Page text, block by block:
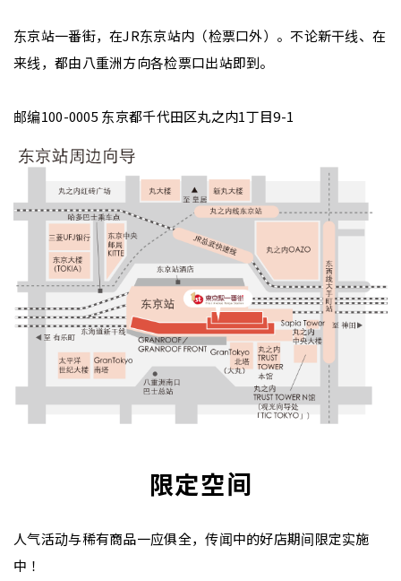
东京站一番街，在JR东京站内（检票口外）。不论新干线、在
来线，都由八重洲方向各检票口出站即到。
邮编100-0005 东京都千代田区丸之内1丁目9-1
限定空间
人气活动与稀有商品一应俱全，传闻中的好店期间限定实施
中！